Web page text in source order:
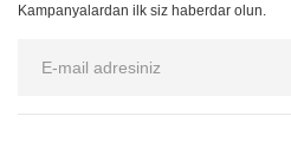
Kampanyalardan ilk siz haberdar olun.